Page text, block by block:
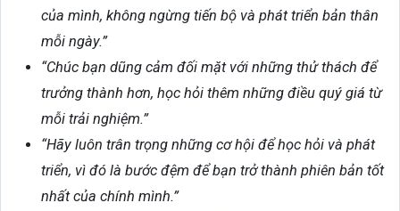
của mình, không ngừng tiến bộ và phát triển bản thân
mỗi ngày.”
“Chúc bạn dũng cảm đối mặt với những thử thách để
trưởng thành hơn, học hỏi thêm những điều quý giá từ
mỗi trải nghiệm.”
“Hãy luôn trân trọng những cơ hội để học hỏi và phát
triển, vì đó là bước đệm để bạn trở thành phiên bản tốt
nhất của chính mình.”